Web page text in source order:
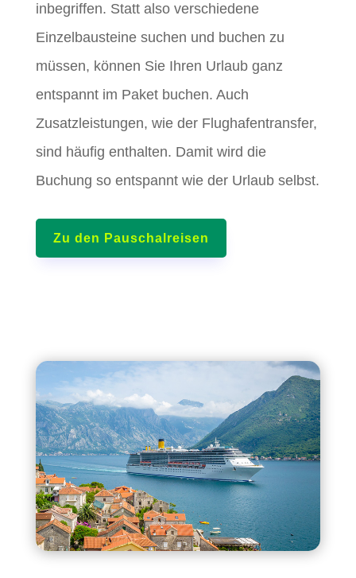
inbegriffen. Statt also verschiedene
Einzelbausteine suchen und buchen zu
müssen, können Sie Ihren Urlaub ganz
entspannt im Paket buchen. Auch
Zusatzleistungen, wie der Flughafentransfer,
sind häufig enthalten. Damit wird die
Buchung so entspannt wie der Urlaub selbst.
Zu den Pauschalreisen